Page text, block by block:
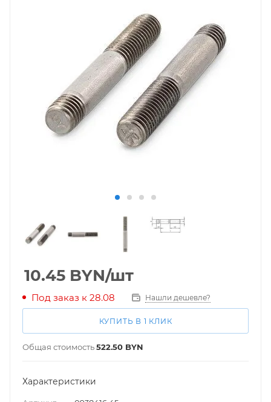
10.45 BYN/шт
Под заказ к 28.08 Нашли дешевле?
КУПИТЬ В 1 КЛИК
Общая стоимость522.50 BYN
Характеристики